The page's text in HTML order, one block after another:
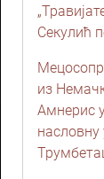
Секулић
из
Амнерис у